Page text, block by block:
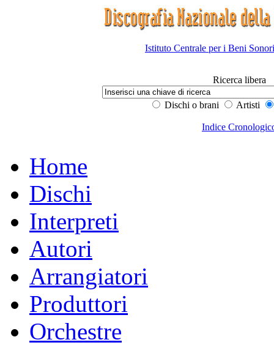
Istituto Centrale per i Beni
Ricerca libera
Dischi o brani Artisti
Indice
Home
Dischi
Interpreti
Autori
Arrangiatori
Produttori
Orchestre